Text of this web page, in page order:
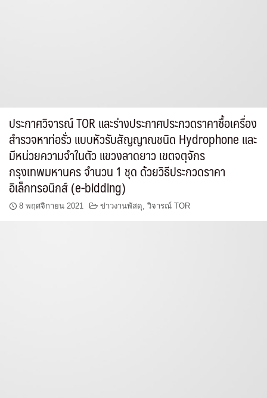
ประกาศวิจารณ์ TOR และร่างประกาศประกวดราคาซื้อเครื่อง
สำรวจหาท่อรั่ว แบบหัวรับสัญญาณชนิด Hydrophone และ
มีหน่วยความจำในตัว แขวงลาดยาว เขตจตุจักร
กรุงเทพมหานคร จำนวน 1 ชุด ด้วยวิธีประกวดราคา
อิเล็กทรอนิกส์ (e-bidding)
8 พฤศจิกายน 2021 ข่าวงานพัสดุ, วิจารณ์ TOR